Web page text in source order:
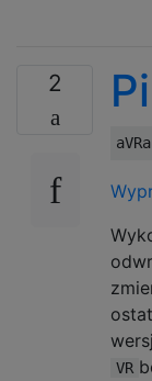
2
VR